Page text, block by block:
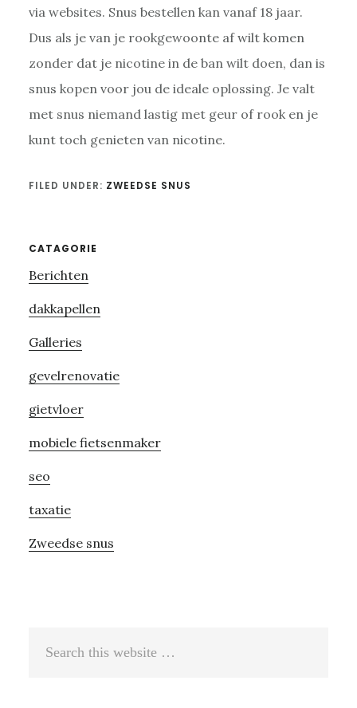
via websites. Snus bestellen kan vanaf 18 jaar.
Dus als je van je rookgewoonte af wilt komen
zonder dat je nicotine in de ban wilt doen, dan is
snus kopen voor jou de ideale oplossing. Je valt
met snus niemand lastig met geur of rook en je
kunt toch genieten van nicotine.
FILED UNDER: ZWEEDSE SNUS
Primary
Sidebar
CATAGORIE
Berichten
dakkapellen
Galleries
gevelrenovatie
gietvloer
mobiele fietsenmaker
seo
taxatie
Zweedse snus